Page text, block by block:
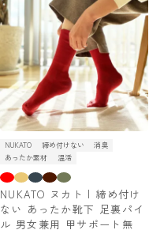
NUKATO 締め付けない
消臭
あったか素材
温活
NUKATO ヌカト | 締め付け
ない あったか靴下 足裏パイ
ル 男女兼用 甲サポート無